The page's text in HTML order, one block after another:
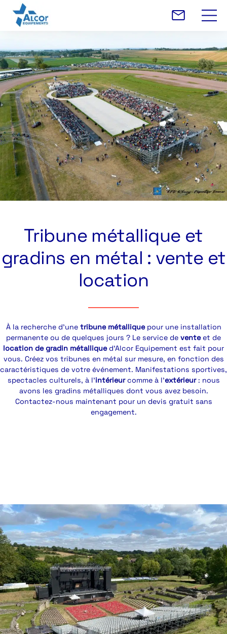
Tribune métallique et
gradins en métal : vente et
location
À la recherche d’une tribune métalliquepour une installation
permanente ou de quelques jours ? Le service de vente et de
location de gradin métalliqued’Alcor Equipement est fait pour
vous. Créez vos tribunes en métal sur mesure, en fonction des
caractéristiques de votre événement. Manifestations sportives,
spectacles culturels, à l’intérieurcomme à l’extérieur: nous
avons les gradins métalliques dont vous avez besoin.
Contactez-nous maintenant pour un devis gratuit sans
engagement.